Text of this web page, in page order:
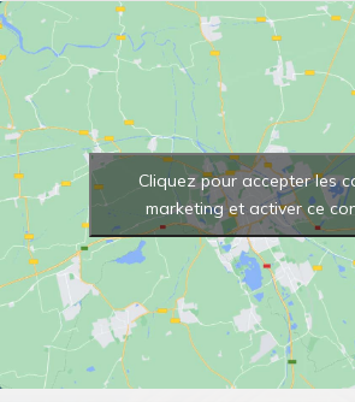
Cliquez pour accepter les
marketing et activer ce